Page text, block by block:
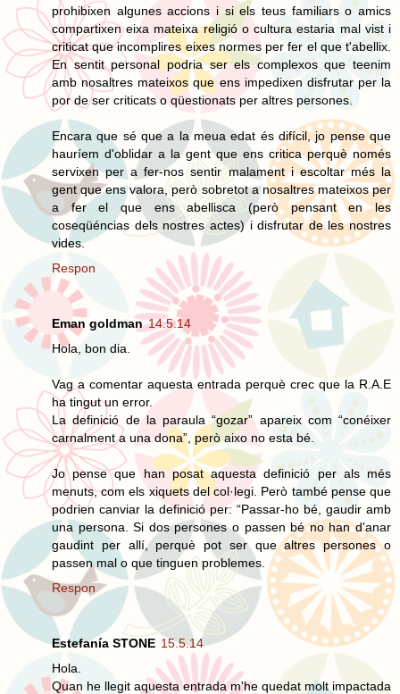
prohibixen algunes accions i si els teus familiars o amics
compartixen eixa mateixa religió o cultura estaria mal vist i
criticat que incomplires eixes normes per fer el que t'abellix.
En sentit personal podria ser els complexos que teenim
amb nosaltres mateixos que ens impedixen disfrutar per la
por de ser criticats o qüestionats per altres persones.
Encara que sé que a la meua edat és difícil, jo pense que
hauríem d'oblidar a la gent que ens critica perquè només
servixen per a fer-nos sentir malament i escoltar més la
gent que ens valora, però sobretot a nosaltres mateixos per
a fer el que ens abellisca (però pensant en les
coseqüéncias dels nostres actes) i disfrutar de les nostres
vides.
Respon
Eman goldman 14.5.14
Hola, bon dia.
Vag a comentar aquesta entrada perquè crec que la R.A.E
ha tingut un error.
La definició de la paraula “gozar” apareix com “conéixer
carnalment a una dona”, però aixo no esta bé.
Jo pense que han posat aquesta definició per als més
menuts, com els xiquets del col·legi. Però també pense que
podrien canviar la definició per: “Passar-ho bé, gaudir amb
una persona. Si dos persones o passen bé no han d'anar
gaudint per allí, perquè pot ser que altres persones o
passen mal o que tinguen problemes.
Respon
Estefanía STONE 15.5.14
Hola.
Quan he llegit aquesta entrada m'he quedat molt impactada